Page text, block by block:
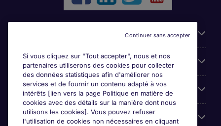
Parcourir nos offres
Cookie settings
Espace Entreprises
Si vous cliquez sur "Tout accepter", nous et nos
partenaires utiliserons des cookies pour collecter
des données statistiques afin d'améliorer nos
services et de fournir un contenu adapté à vos
intérêts [lien vers la page Politique en matière de
cookies avec des détails sur la manière dont nous
utilisons les cookies]. Vous pouvez refuser
l'utilisation de cookies non nécessaires en cliquant
Continuer sans accepter